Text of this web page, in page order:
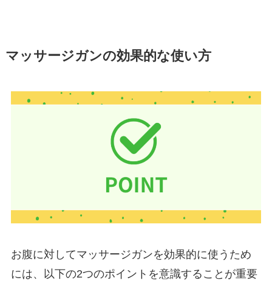
マッサージガンの効果的な使い方
お腹に対してマッサージガンを効果的に使うため
には、以下の2つのポイントを意識することが重要